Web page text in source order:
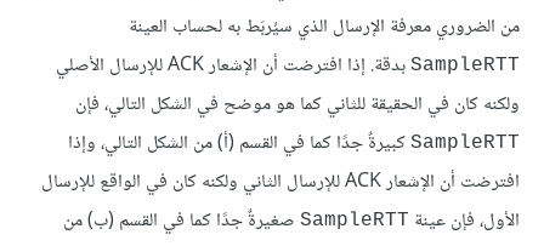
من الضروري معرفة الإرسال الذي سيُربَط به لحساب العينة
SampleRTT
بدقة. إذا افترضت أن الإشعار ACK للإرسال الأصلي
ولكنه كان في الحقيقة للثاني كما هو موضح في الشكل التالي، فإن
SampleRTT كبيرةٌ جدًا كما في القسم (أ) من الشكل التالي، وإذا
افترضت أن الإشعار ACK للإرسال الثاني ولكنه كان في الواقع للإرسال
الأول، فإن عينة SampleRTT صغيرةٌ جدًا كما في القسم (ب) من